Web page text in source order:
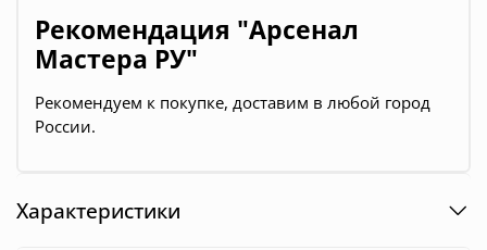
Рекомендация "Арсенал
Мастера РУ"
Рекомендуем к покупке, доставим в любой город
России.
Характеристики